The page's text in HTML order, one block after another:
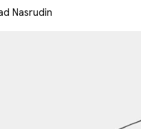
Nasrudin